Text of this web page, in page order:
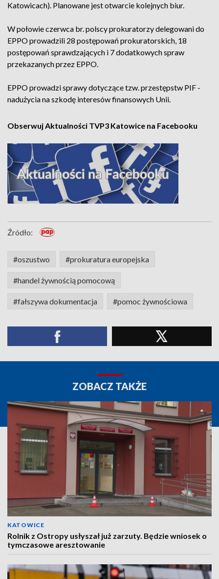
Katowicach). Planowane jest otwarcie kolejnych biur.
W połowie czerwca br. polscy prokuratorzy delegowani do
EPPO prowadzili 28 postępowań prokuratorskich, 18
postępowań sprawdzających i 7 dodatkowych spraw
przekazanych przez EPPO.
EPPO prowadzi sprawy dotyczące tzw. przestępstw PIF -
nadużycia na szkodę interesów finansowych Unii.
Obserwuj Aktualności TVP3 Katowice na Facebooku
Źródło:
#oszustwo #prokuratura europejska
#handel żywnością pomocową
#fałszywa dokumentacja #pomoc żywnościowa
ZOBACZ TAKŻE
KATOWICE
Rolnik z Ostropy usłyszał już zarzuty. Będzie wniosek o
tymczasowe aresztowanie